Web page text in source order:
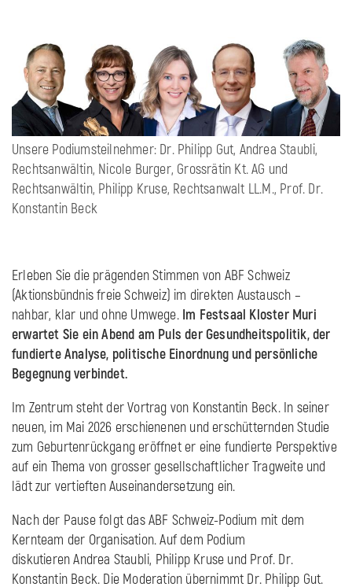
Unsere Podiumsteilnehmer: Dr. Philipp Gut, Andrea Staubli,
Rechtsanwältin, Nicole Burger, Grossrätin Kt. AG und
Rechtsanwältin, Philipp Kruse, Rechtsanwalt LL.M., Prof. Dr.
Konstantin Beck
Erleben Sie die prägenden Stimmen von ABF Schweiz
(Aktionsbündnis freie Schweiz) im direkten Austausch –
nahbar, klar und ohne Umwege.Im Festsaal Kloster Muri
erwartet Sie ein Abend am Puls der Gesundheitspolitik, der
fundierte Analyse, politische Einordnung und persönliche
Begegnung verbindet.
Im Zentrum steht der Vortrag von Konstantin Beck. In seiner
neuen, im Mai 2026 erschienenen und erschütternden Studie
zum Geburtenrückgang eröffnet er eine fundierte Perspektive
auf ein Thema von grosser gesellschaftlicher Tragweite und
lädt zur vertieften Auseinandersetzung ein.
Nach der Pause folgt das ABF Schweiz-Podium mit dem
Kernteam der Organisation. Auf dem Podium
diskutieren Andrea Staubli, Philipp Kruse und Prof. Dr.
Konstantin Beck. Die Moderation übernimmt Dr. Philipp Gut.